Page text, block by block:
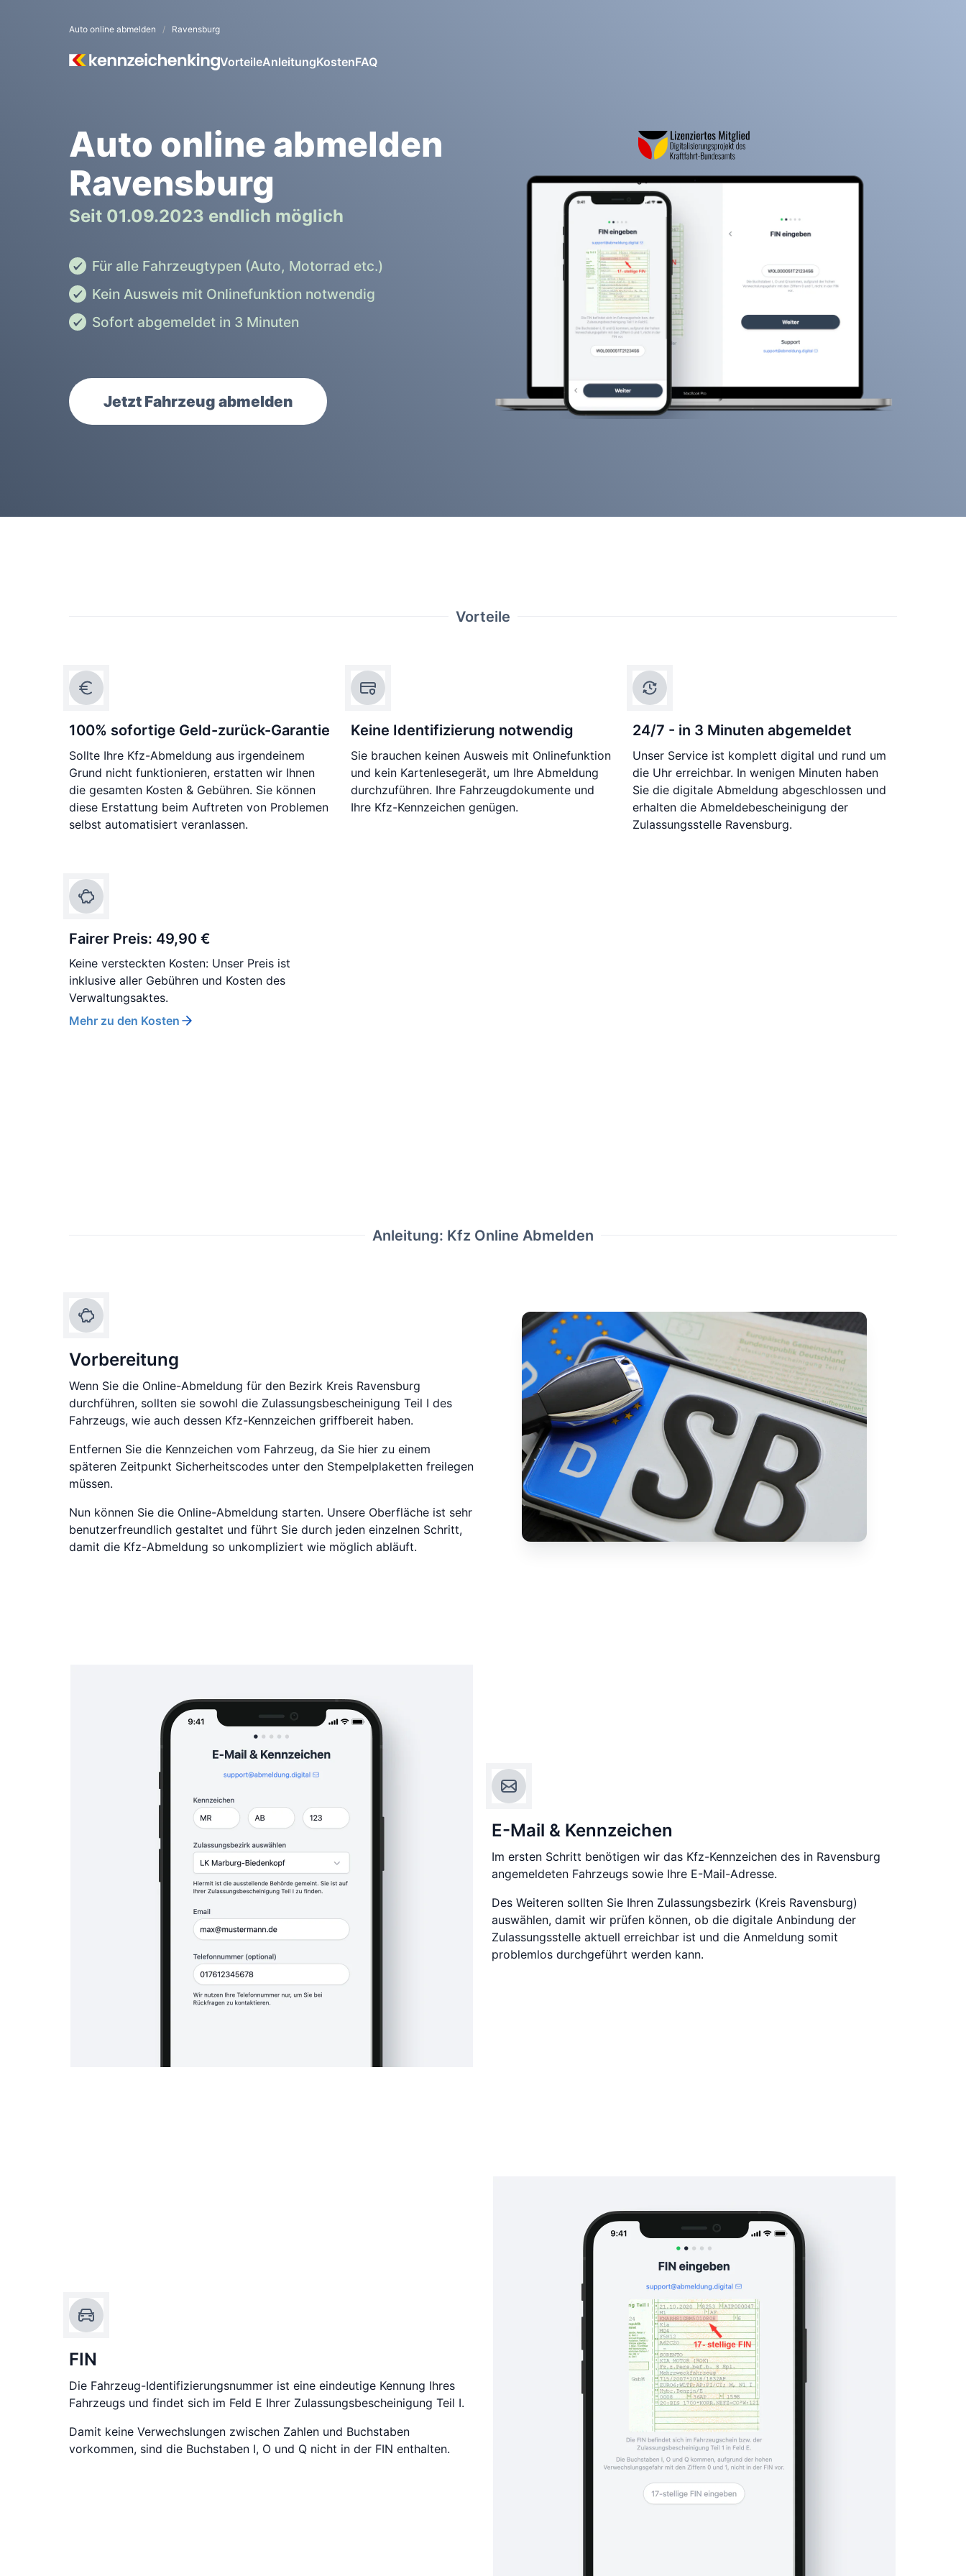
Auto online abmelden Ravensburg
VorteileAnleitungKostenFAQ
Auto online abmelden
Ravensburg
Seit 01.09.2023 endlich möglich
Für alle Fahrzeugtypen (Auto, Motorrad etc.)
Kein Ausweis mit Onlinefunktion notwendig
Sofort abgemeldet in 3 Minuten
Jetzt Fahrzeug abmelden
Vorteile
100% sofortige Geld-zurück-Garantie
Sollte Ihre Kfz-Abmeldung aus irgendeinem
Grund nicht funktionieren, erstatten wir Ihnen
die gesamten Kosten & Gebühren. Sie können
diese Erstattung beim Auftreten von Problemen
selbst automatisiert veranlassen.
Keine Identifizierung notwendig
Sie brauchen keinen Ausweis mit Onlinefunktion
und kein Kartenlesegerät, um Ihre Abmeldung
durchzuführen. Ihre Fahrzeugdokumente und
Ihre Kfz-Kennzeichen genügen.
24/7 - in 3 Minuten abgemeldet
Unser Service ist komplett digital und rund um
die Uhr erreichbar. In wenigen Minuten haben
Sie die digitale Abmeldung abgeschlossen und
erhalten die Abmeldebescheinigung der
Zulassungsstelle Ravensburg.
Fairer Preis: 49,90 €
Keine versteckten Kosten: Unser Preis ist
inklusive aller Gebühren und Kosten des
Verwaltungsaktes.
Mehr zu den Kosten
Anleitung: Kfz Online Abmelden
Vorbereitung
Wenn Sie die Online-Abmeldung für den Bezirk Kreis Ravensburg
durchführen, sollten sie sowohl die Zulassungsbescheinigung Teil I des
Fahrzeugs, wie auch dessen Kfz-Kennzeichen griffbereit haben.
Entfernen Sie die Kennzeichen vom Fahrzeug, da Sie hier zu einem
späteren Zeitpunkt Sicherheitscodes unter den Stempelplaketten freilegen
müssen.
Nun können Sie die Online-Abmeldung starten. Unsere Oberfläche ist sehr
benutzerfreundlich gestaltet und führt Sie durch jeden einzelnen Schritt,
damit die Kfz-Abmeldung so unkompliziert wie möglich abläuft.
E-Mail & Kennzeichen
Im ersten Schritt benötigen wir das Kfz-Kennzeichen des in Ravensburg
angemeldeten Fahrzeugs sowie Ihre E-Mail-Adresse.
Des Weiteren sollten Sie Ihren Zulassungsbezirk (Kreis Ravensburg)
auswählen, damit wir prüfen können, ob die digitale Anbindung der
Zulassungsstelle aktuell erreichbar ist und die Anmeldung somit
problemlos durchgeführt werden kann.
FIN
Die Fahrzeug-Identifizierungsnummer ist eine eindeutige Kennung Ihres
Fahrzeugs und findet sich im Feld E Ihrer Zulassungsbescheinigung Teil I.
Damit keine Verwechslungen zwischen Zahlen und Buchstaben
vorkommen, sind die Buchstaben I, O und Q nicht in der FIN enthalten.